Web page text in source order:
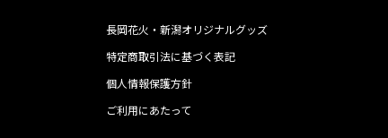
長岡花火・新潟オリジナルグッズ
特定商取引法に基づく表記
個人情報保護方針
ご利用にあたって